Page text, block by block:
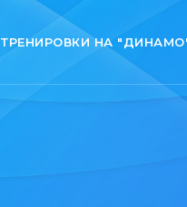
ТРЕНИРОВКИ НА